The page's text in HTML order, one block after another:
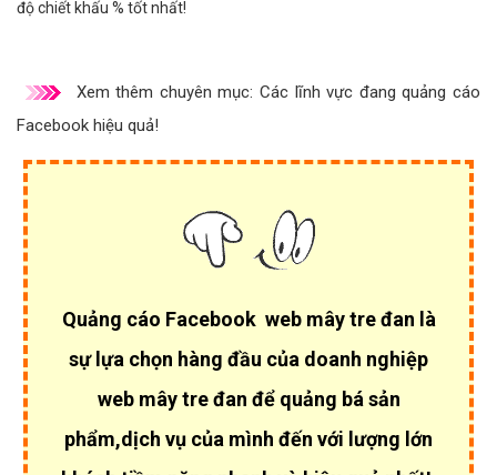
độ chiết khấu % tốt nhất!
Xem thêm chuyên mục: Các lĩnh vực đang quảng cáo
Facebook hiệu quả!
Quảng cáo Facebook web mây tre đan là
sự lựa chọn hàng đầu của doanh nghiệp
web mây tre đan để quảng bá sản
phẩm,dịch vụ của mình đến với lượng lớn